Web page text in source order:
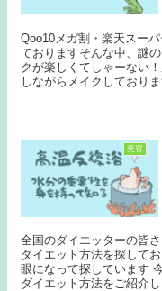
Qoo10メガ割・楽天スー
ておりますそんな中、謎
クが楽しくてしゃーない
しながらメイクしており
美容
全国のダイエッターの皆
ダイエット方法を探して
眼になって探しています
ダイエット方法をご紹介